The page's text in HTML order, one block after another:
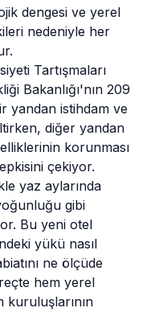
dengesi ve yerel
nedeniyle her
Tartışmaları
Bakanlığı'nın 209
yandan istihdam ve
diğer yandan
korunması
çekiyor.
yaz aylarında
gibi
Bu yeni otel
yükü nasıl
ne ölçüde
hem yerel